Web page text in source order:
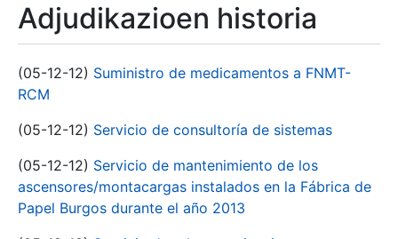
Adjudikazioen historia
(05-12-12) Suministro de medicamentos a FNMT-
RCM
(05-12-12) Servicio de consultoría de sistemas
(05-12-12) Servicio de mantenimiento de los
ascensores/montacargas instalados en la Fábrica de
Papel Burgos durante el año 2013